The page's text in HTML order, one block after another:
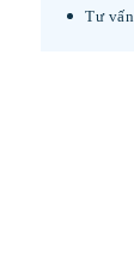
Tư vấn